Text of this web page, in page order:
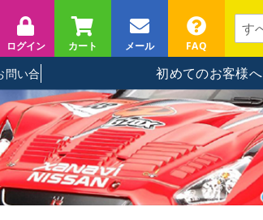
ログイン カート メール FAQ
わせに関して 初めてのお客様へ